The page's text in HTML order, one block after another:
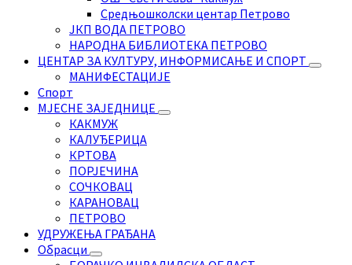
Средњошколски центар Петрово
ЈКП ВОДА ПЕТРОВО
НАРОДНА БИБЛИОТЕКА ПЕТРОВО
ЦЕНТАР ЗА КУЛТУРУ, ИНФОРМИСАЊЕ И СПОРТ
МАНИФЕСТАЦИЈЕ
Спорт
МЈЕСНЕ ЗАЈЕДНИЦЕ
КАКМУЖ
КАЛУЂЕРИЦА
КРТОВА
ПОРЈЕЧИНА
СОЧКОВАЦ
КАРАНОВАЦ
ПЕТРОВО
УДРУЖЕЊА ГРАЂАНА
Обрасци